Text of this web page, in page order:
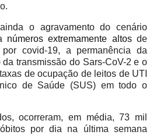
o agravamento do cenário
números extremamente altosde
covid-19, a permanência da
transmissão do Sars-CoV-2 e o
de ocupação de leitos de UTI
de Saúde (SUS) em todo o
ocorreram, em média, 73 mil
por dia na última semana